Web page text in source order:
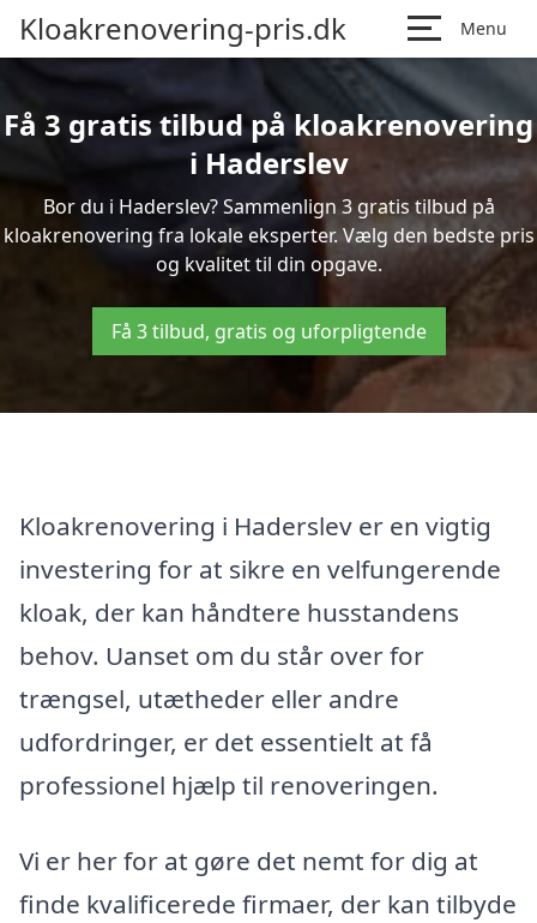
Kloakrenovering-pris.dk Menu
Få 3 gratis tilbud på kloakrenovering
i Haderslev
Bor du i Haderslev? Sammenlign 3 gratis tilbud på
kloakrenovering fra lokale eksperter. Vælg den bedste pris
og kvalitet til din opgave.
Få 3 tilbud, gratis og uforpligtende
Kloakrenovering i Haderslev er en vigtig
investering for at sikre en velfungerende
kloak, der kan håndtere husstandens
behov. Uanset om du står over for
trængsel, utætheder eller andre
udfordringer, er det essentielt at få
professionel hjælp til renoveringen.
Vi er her for at gøre det nemt for dig at
finde kvalificerede firmaer, der kan tilbyde